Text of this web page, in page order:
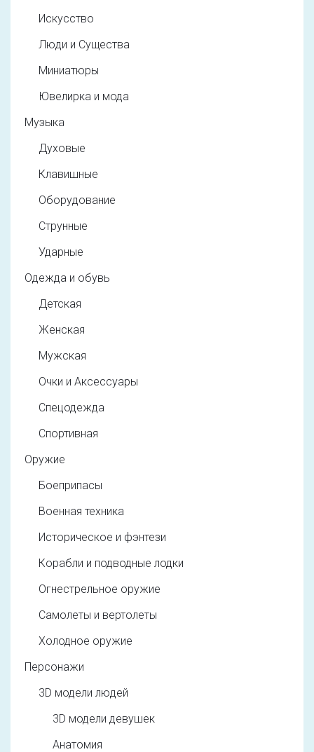
Искусство
Люди и Существа
Миниатюры
Ювелирка и мода
Музыка
Духовые
Клавишные
Оборудование
Струнные
Ударные
Одежда и обувь
Детская
Женская
Мужская
Очки и Аксессуары
Спецодежда
Спортивная
Оружие
Боеприпасы
Военная техника
Историческое и фэнтези
Корабли и подводные лодки
Огнестрельное оружие
Самолеты и вертолеты
Холодное оружие
Персонажи
3D модели людей
3D модели девушек
Анатомия